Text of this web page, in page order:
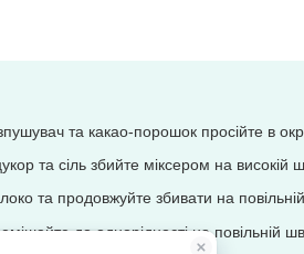
та какао-порошок просійте в
та сіль збийте міксером на високій
та продовжуйте збивати на
до однорідності на повільній